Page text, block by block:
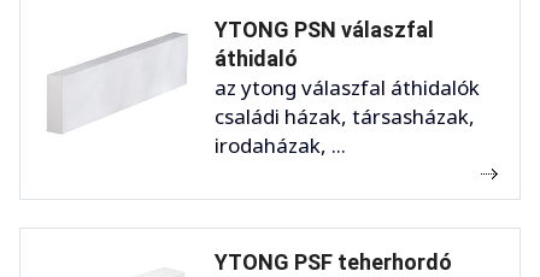
YTONG PSN válaszfal
áthidaló
az ytong válaszfal áthidalók
családi házak, társasházak,
irodaházak, ...
YTONG PSF teherhordó